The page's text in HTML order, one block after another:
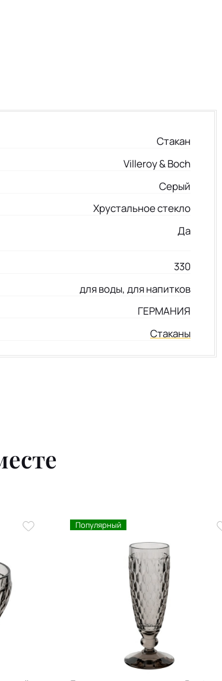
Стакан
Villeroy & Boch
Серый
Хрустальное стекло
Да
330
для воды, для напитков
ГЕРМАНИЯ
Стаканы
Популярный